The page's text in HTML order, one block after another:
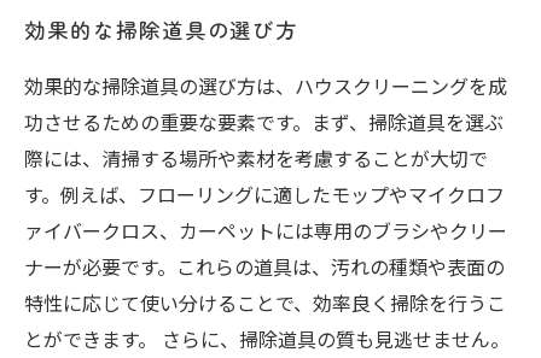
効果的な掃除道具の選び方
効果的な掃除道具の選び方は、ハウスクリーニングを成
功させるための重要な要素です。まず、掃除道具を選ぶ
際には、清掃する場所や素材を考慮することが大切で
す。例えば、フローリングに適したモップやマイクロフ
ァイバークロス、カーペットには専用のブラシやクリー
ナーが必要です。これらの道具は、汚れの種類や表面の
特性に応じて使い分けることで、効率良く掃除を行うこ
とができます。 さらに、掃除道具の質も見逃せません。